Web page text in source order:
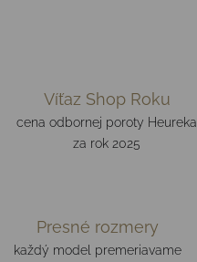
Víťaz Shop Roku
cena odbornej poroty Heureka
za rok 2025
Presné rozmery
každý model premeriavame